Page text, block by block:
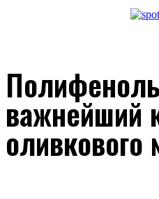
важнейший
оливкового